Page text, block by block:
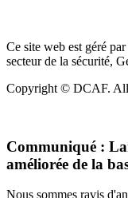
Ce site web est géré
secteur de la sécurité,
Copyright © DCAF. All
Communiqué :
améliorée de la
Nous sommes ravis